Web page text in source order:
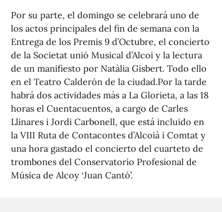
Por su parte, el domingo se celebrará uno de
los actos principales del fin de semana con la
Entrega de los Premis 9 d’Octubre, el concierto
de la Societat unió Musical d’Alcoi y la lectura
de un manifiesto por Natàlia Gisbert. Todo ello
en el Teatro Calderón de la ciudad.Por la tarde
habrá dos actividades más a La Glorieta, a las 18
horas el Cuentacuentos, a cargo de Carles
Llinares i Jordi Carbonell, que está incluido en
la VIII Ruta de Contacontes d’Alcoià i Comtat y
una hora gastado el concierto del cuarteto de
trombones del Conservatorio Profesional de
Música de Alcoy ‘Juan Cantó’.